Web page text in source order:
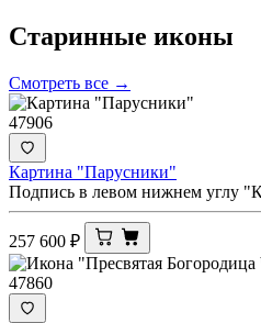
Старинные иконы
Смотреть все →
47906
Картина "Парусники"
Подпись в левом нижнем углу
257 600 ₽
47860